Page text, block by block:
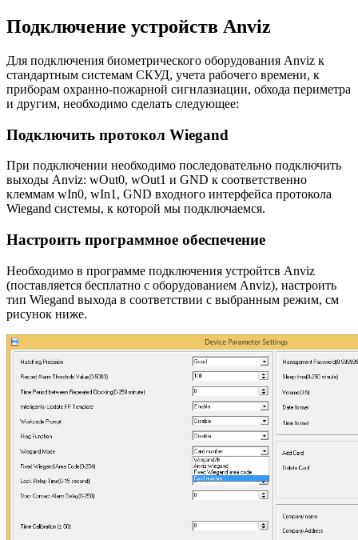
Подключение устройств Anviz
Для подключения биометрического оборудования Anviz к
стандартным системам СКУД, учета рабочего времени, к
приборам охранно-пожарной сигнлазиации, обхода периметра
и другим, необходимо сделать следующее:
Подключить протокол Wiegand
При подключении необходимо последовательно подключить
выходы Anviz: wOut0, wOut1 и GND к соответственно
клеммам wIn0, wIn1, GND входного интерфейса протокола
Wiegand системы, к которой мы подключаемся.
Настроить программное обеспечение
Необходимо в программе подключения устройтсв Anviz
(поставляется бесплатно с оборудованием Anviz), настроить
тип Wiegand выхода в соответствии с выбранным режим, см
рисунок ниже.